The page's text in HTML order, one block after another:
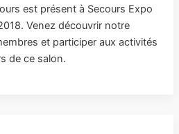
est présent à Secours Expo
Venez découvrir notre
et participer aux activités
de ce salon.